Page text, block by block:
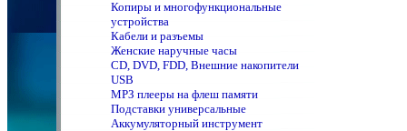
Копиры и многофункциональные
устройства
Кабели и разъемы
Женские наручные часы
CD, DVD, FDD, Внешние накопители
USB
MPЗ плееры на флеш памяти
Подставки универсальные
Аккумуляторный инструмент